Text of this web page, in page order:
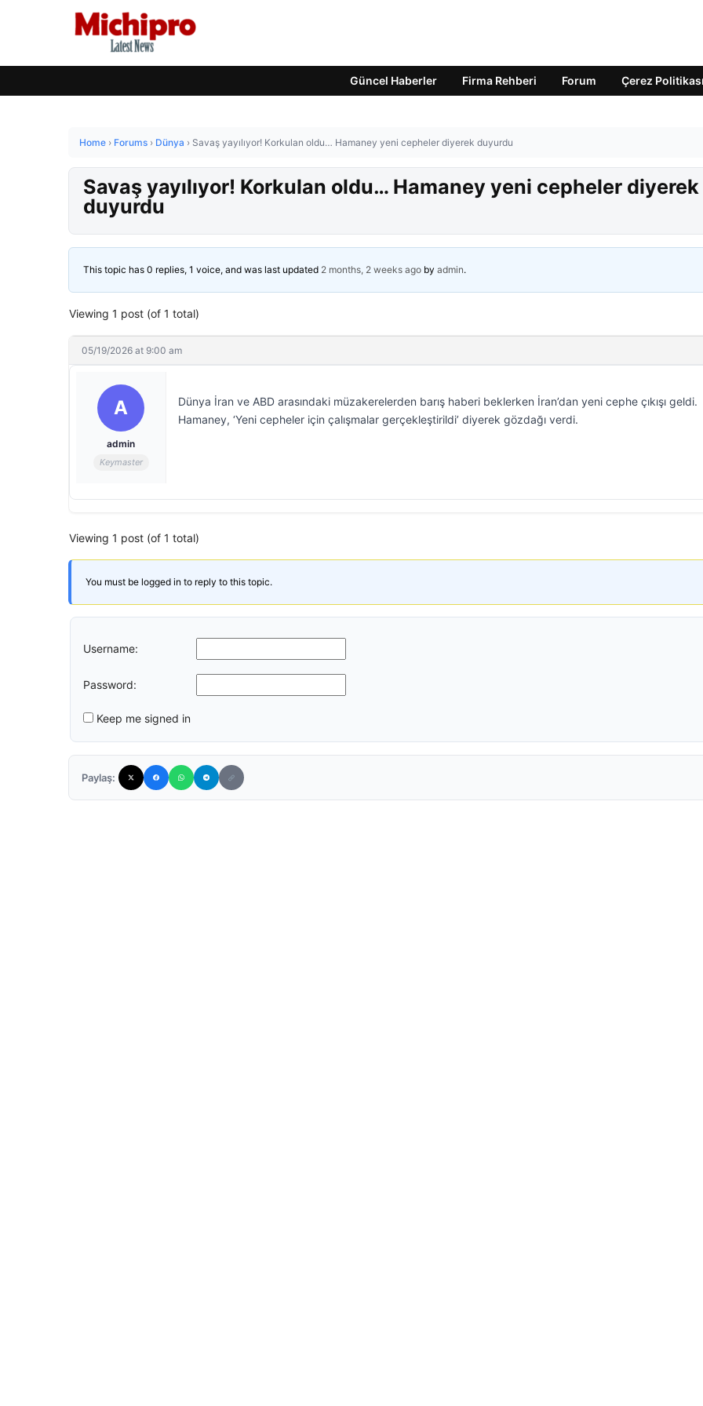
Güncel Haberler Firma Rehberi Forum Çerez Politikası
Home › Forums › Dünya › Savaş yayılıyor! Korkulan oldu… Hamaney yeni cepheler diyerek duyurdu
Savaş yayılıyor! Korkulan oldu… Hamaney yeni cepheler diyerek
duyurdu
This topic has 0 replies, 1 voice, and was last updated 2 months, 2 weeks ago by admin.
Viewing 1 post (of 1 total)
05/19/2026 at 9:00 am
A
admin
Keymaster
Dünya İran ve ABD arasındaki müzakerelerden barış haberi beklerken İran’dan yeni cephe çıkışı geldi.
Hamaney, ‘Yeni cepheler için çalışmalar gerçekleştirildi’ diyerek gözdağı verdi.
Viewing 1 post (of 1 total)
You must be logged in to reply to this topic.
Username:
Password:
Keep me signed in
Paylaş: